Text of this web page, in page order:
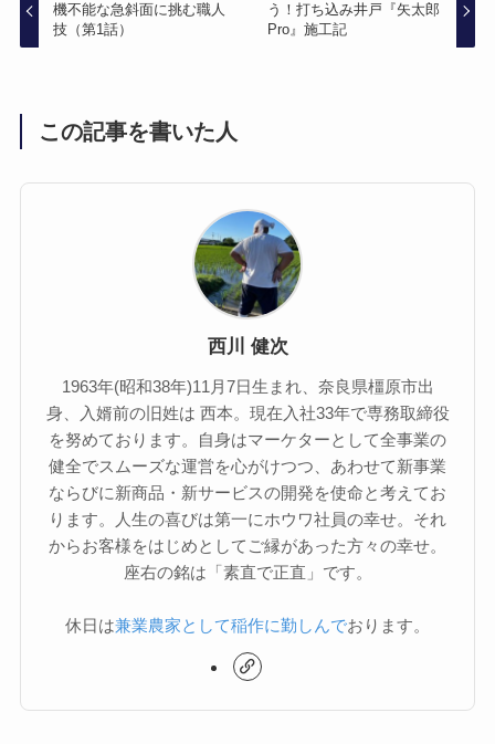
機不能な急斜面に挑む職人
技（第1話）
う！打ち込み井戸『矢太郎
Pro』施工記
この記事を書いた人
西川 健次
1963年(昭和38年)11月7日生まれ、奈良県橿原市出
身、入婿前の旧姓は 西本。現在入社33年で専務取締役
を努めております。自身はマーケターとして全事業の
健全でスムーズな運営を心がけつつ、あわせて新事業
ならびに新商品・新サービスの開発を使命と考えてお
ります。人生の喜びは第一にホウワ社員の幸せ。それ
からお客様をはじめとしてご縁があった方々の幸せ。
座右の銘は「素直で正直」です。
休日は兼業農家として稲作に勤しんでおります。